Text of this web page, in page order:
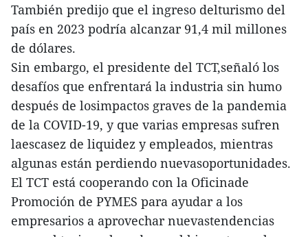
También predijo que el ingreso delturismo del
país en 2023 podría alcanzar 91,4 mil millones
de dólares.
Sin embargo, el presidente del TCT,señaló los
desafíos que enfrentará la industria sin humo
después de losimpactos graves de la pandemia
de la COVID-19, y que varias empresas sufren
laescasez de liquidez y empleados, mientras
algunas están perdiendo nuevasoportunidades.
El TCT está cooperando con la Oficinade
Promoción de PYMES para ayudar a los
empresarios a aprovechar nuevastendencias